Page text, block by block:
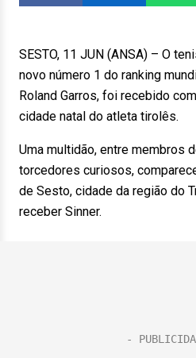
SESTO, 11 JUN (ANSA) – O
novo número 1 do ranking
Roland Garros, foi recebido
cidade natal do atleta tirolês.
Uma multidão, entre membros
torcedores curiosos,
de Sesto, cidade da região do
receber Sinner.